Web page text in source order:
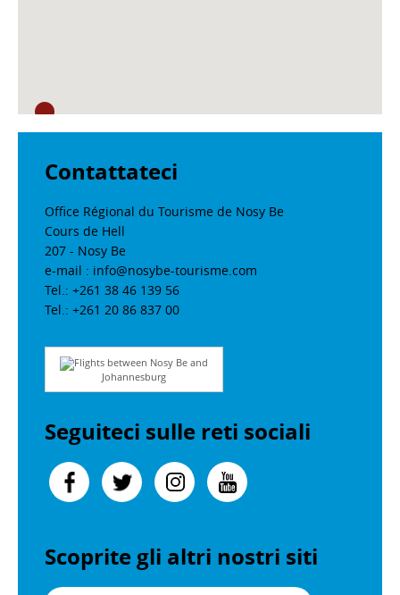
Contattateci
Office Régional du Tourisme de Nosy Be
Cours de Hell
207 - Nosy Be
e-mail : info@nosybe-tourisme.com
Tel.: +261 38 46 139 56
Tel.: +261 20 86 837 00
Flights between Nosy Be and
Johannesburg
Seguiteci sulle reti sociali
Scoprite gli altri nostri siti